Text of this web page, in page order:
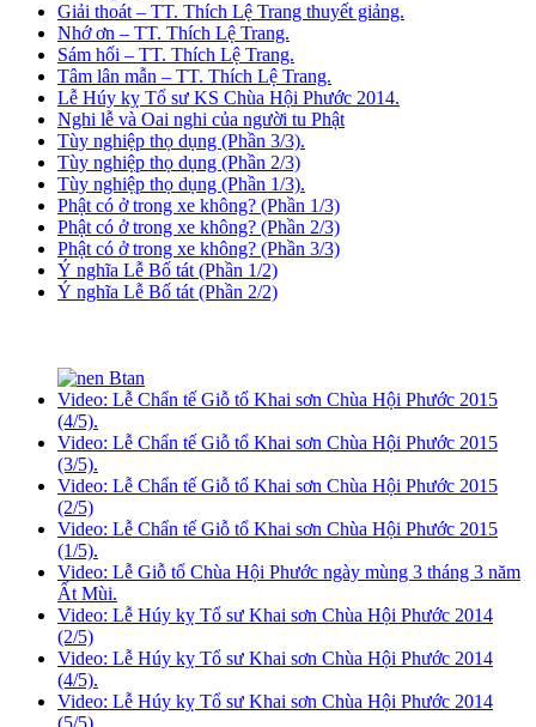
Giải thoát – TT. Thích Lệ Trang thuyết giảng.
Nhớ ơn – TT. Thích Lệ Trang.
Sám hối – TT. Thích Lệ Trang.
Tâm lân mẫn – TT. Thích Lệ Trang.
Lễ Húy kỵ Tổ sư KS Chùa Hội Phước 2014.
Nghi lễ và Oai nghi của người tu Phật
Tùy nghiệp thọ dụng (Phần 3/3).
Tùy nghiệp thọ dụng (Phần 2/3)
Tùy nghiệp thọ dụng (Phần 1/3).
Phật có ở trong xe không? (Phần 1/3)
Phật có ở trong xe không? (Phần 2/3)
Phật có ở trong xe không? (Phần 3/3)
Ý nghĩa Lễ Bố tát (Phần 1/2)
Ý nghĩa Lễ Bố tát (Phần 2/2)
Video: Lễ Chẩn tế Giỗ tổ Khai sơn Chùa Hội Phước 2015
(4/5).
Video: Lễ Chẩn tế Giỗ tổ Khai sơn Chùa Hội Phước 2015
(3/5).
Video: Lễ Chẩn tế Giỗ tổ Khai sơn Chùa Hội Phước 2015
(2/5)
Video: Lễ Chẩn tế Giỗ tổ Khai sơn Chùa Hội Phước 2015
(1/5).
Video: Lễ Giỗ tổ Chùa Hội Phước ngày mùng 3 tháng 3 năm
Ất Mùi.
Video: Lễ Húy kỵ Tổ sư Khai sơn Chùa Hội Phước 2014
(2/5)
Video: Lễ Húy kỵ Tổ sư Khai sơn Chùa Hội Phước 2014
(4/5).
Video: Lễ Húy kỵ Tổ sư Khai sơn Chùa Hội Phước 2014